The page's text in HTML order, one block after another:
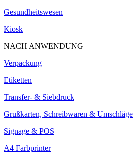
Gesundheitswesen
Kiosk
NACH ANWENDUNG
Verpackung
Etiketten
Transfer- & Siebdruck
Grußkarten, Schreibwaren & Umschläge
Signage & POS
A4 Farbprinter